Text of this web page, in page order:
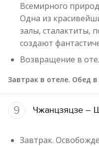
Всемирного
Одна из
залы, сталактиты,
создают
Возвращение в
Завтрак в отеле. Обед
9 Чжанцзяцзе –
Завтрак.